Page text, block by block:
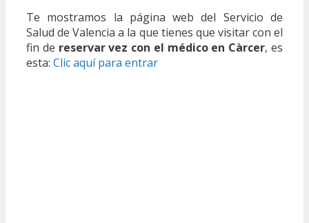
Te mostramos la página web del Servicio de
Salud de Valencia a la que tienes que visitar con el
fin de reservar vez con el médico en Càrcer, es
esta: Clic aquí para entrar